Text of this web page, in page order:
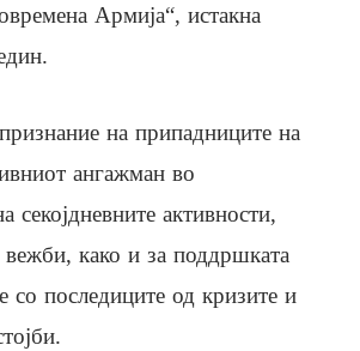
Армија“, истакна
на припадниците на
ангажман во
секојдневните активности,
вежби, како и за поддршката
со последиците од кризите и